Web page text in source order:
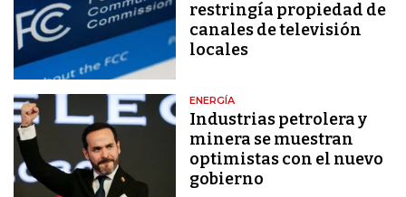
restringía propiedad de
canales de televisión
locales
ENERGÍA
Industrias petrolera y
minera se muestran
optimistas con el nuevo
gobierno